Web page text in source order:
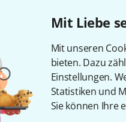
Mit Liebe
Mit unseren
bieten. Dazu
Einstellungen.
Statistiken und
Sie können Ihre